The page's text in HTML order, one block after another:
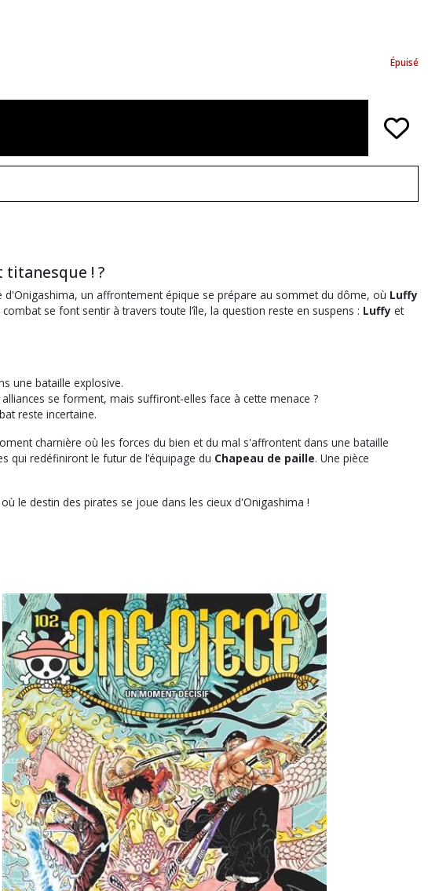
Épuisé
titanesque ! ?️
d'Onigashima, un affrontement épique se prépare au sommet du dôme, où Luffy
se font sentir à travers toute l’île, la question reste en suspens : Luffy et
une bataille explosive.
se forment, mais suffiront-elles face à cette menace ?
reste incertaine.
charnière où les forces du bien et du mal s'affrontent dans une bataille
qui redéfiniront le futur de l’équipage du Chapeau de paille. Une pièce
le destin des pirates se joue dans les cieux d'Onigashima !